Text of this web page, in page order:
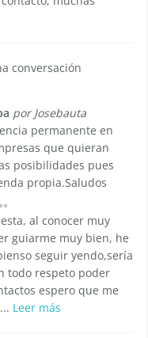
conversación
por Josebauta
permanente en
que quieran
posibilidades pues
propia.Saludos
al conocer muy
guiarme muy bien, he
seguir yendo,sería
todo respeto poder
espero que me
Leer más